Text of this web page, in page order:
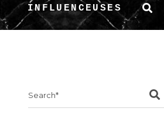
INFLUENCEUSES